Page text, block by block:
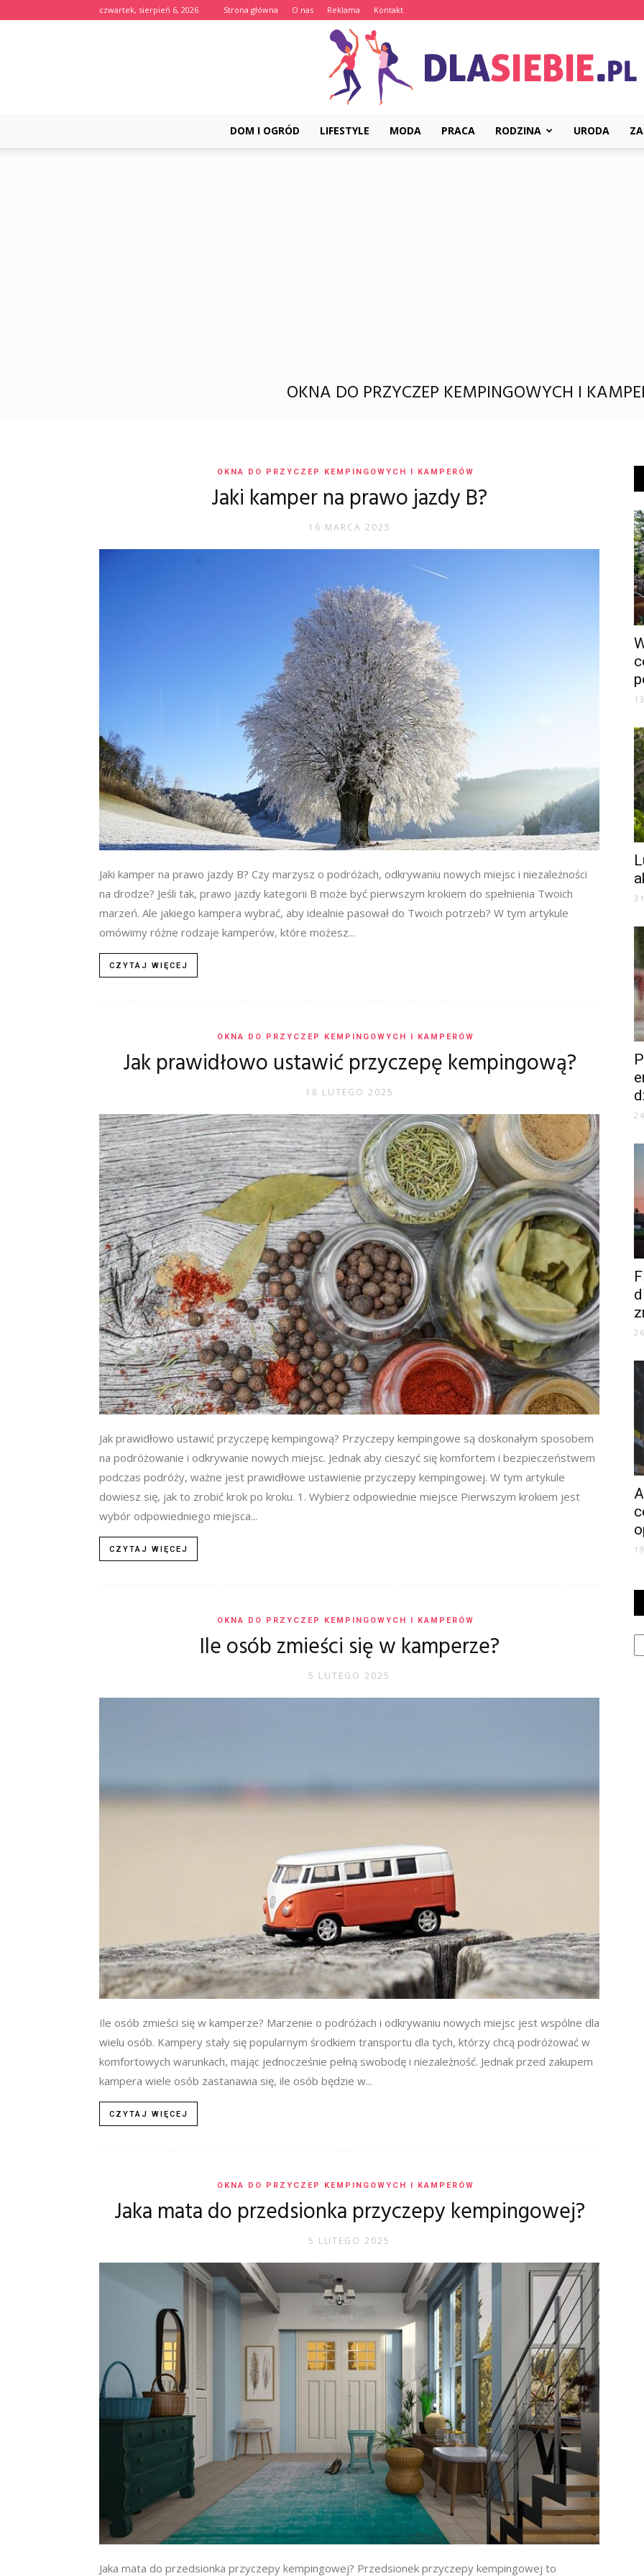
czwartek, sierpień 6, 2026 Strona główna O nas Reklama Kontakt
DlaSiebie.pl
DOM I OGRÓD LIFESTYLE MODA PRACA RODZINA URODA
OKNA DO PRZYCZEP KEMPINGOWYCH I
OKNA DO PRZYCZEP KEMPINGOWYCH I KAMPERÓW
Jaki kamper na prawo jazdy B?
16 MARCA 2025
Jaki kamper na prawo jazdy B? Czy marzysz o podróżach, odkrywaniu nowych miejsc i niezależności
na drodze? Jeśli tak, prawo jazdy kategorii B może być pierwszym krokiem do spełnienia Twoich
marzeń. Ale jakiego kampera wybrać, aby idealnie pasował do Twoich potrzeb? W tym artykule
omówimy różne rodzaje kamperów, które możesz...
CZYTAJ WIĘCEJ
OKNA DO PRZYCZEP KEMPINGOWYCH I KAMPERÓW
Jak prawidłowo ustawić przyczepę kempingową?
18 LUTEGO 2025
Jak prawidłowo ustawić przyczepę kempingową? Przyczepy kempingowe są doskonałym sposobem
na podróżowanie i odkrywanie nowych miejsc. Jednak aby cieszyć się komfortem i bezpieczeństwem
podczas podróży, ważne jest prawidłowe ustawienie przyczepy kempingowej. W tym artykule
dowiesz się, jak to zrobić krok po kroku. 1. Wybierz odpowiednie miejsce Pierwszym krokiem jest
wybór odpowiedniego miejsca...
CZYTAJ WIĘCEJ
OKNA DO PRZYCZEP KEMPINGOWYCH I KAMPERÓW
Ile osób zmieści się w kamperze?
5 LUTEGO 2025
Ile osób zmieści się w kamperze? Marzenie o podróżach i odkrywaniu nowych miejsc jest wspólne dla
wielu osób. Kampery stały się popularnym środkiem transportu dla tych, którzy chcą podróżować w
komfortowych warunkach, mając jednocześnie pełną swobodę i niezależność. Jednak przed zakupem
kampera wiele osób zastanawia się, ile osób będzie w...
CZYTAJ WIĘCEJ
OKNA DO PRZYCZEP KEMPINGOWYCH I KAMPERÓW
Jaka mata do przedsionka przyczepy kempingowej?
5 LUTEGO 2025
Jaka mata do przedsionka przyczepy kempingowej? Przedsionek przyczepy kempingowej to